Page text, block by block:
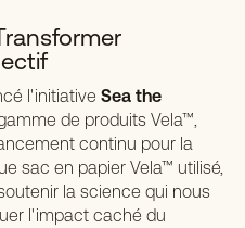
l'initiative Sea the
de produits Vela™,
continu pour la
sac en papier Vela™ utilisé,
la science qui nous
l'impact caché du